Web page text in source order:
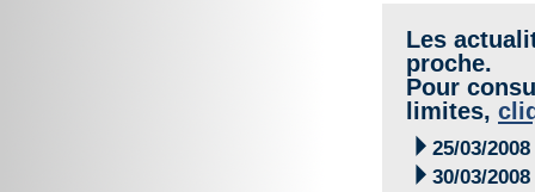
Les
proche.
Pour
limites,
 25/03/2008
 30/03/2008